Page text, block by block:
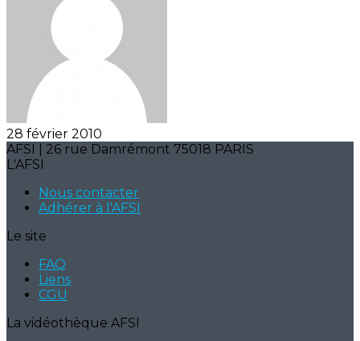
28 février 2010
AFSI | 26 rue Damrémont 75018 PARIS
L'AFSI
Nous contacter
Adhérer à l'AFSI
Le site
FAQ
Liens
CGU
La vidéothèque AFSI